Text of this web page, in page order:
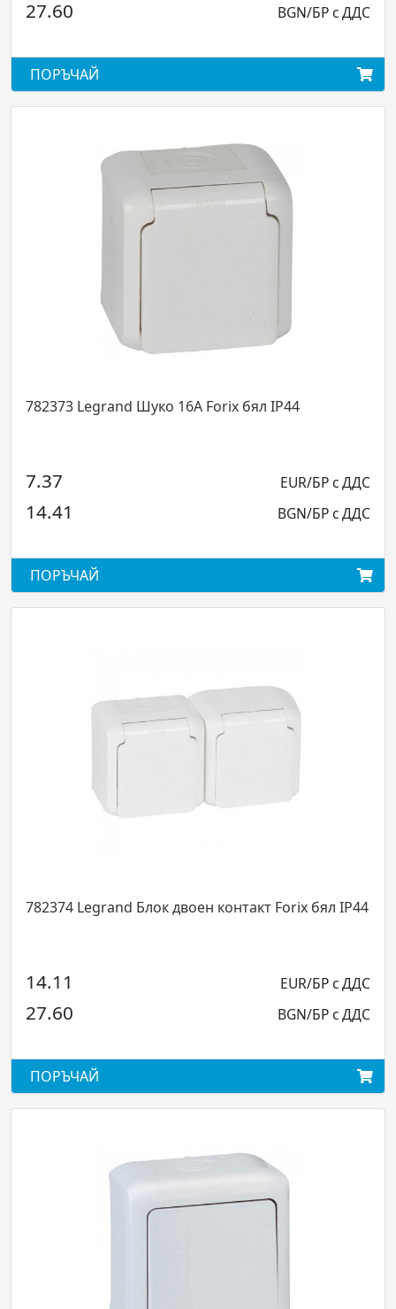
27.60 BGN/БР с ДДС
ПОРЪЧАЙ
782373 Legrand Шуко 16А Forix бял IP44
7.37 EUR/БР с ДДС
14.41 BGN/БР с ДДС
ПОРЪЧАЙ
782374 Legrand Блок двоен контакт Forix бял IP44
14.11 EUR/БР с ДДС
27.60 BGN/БР с ДДС
ПОРЪЧАЙ